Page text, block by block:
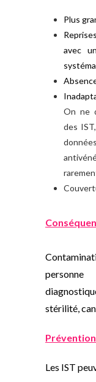
Plus
avec
On ne
des
stérilité,
Les IST